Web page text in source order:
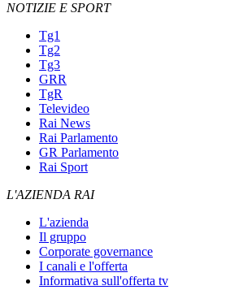
NOTIZIE E SPORT
Tg1
Tg2
Tg3
GRR
TgR
Televideo
Rai News
Rai Parlamento
GR Parlamento
Rai Sport
L'AZIENDA RAI
L'azienda
Il gruppo
Corporate governance
I canali e l'offerta
Informativa sull'offerta tv